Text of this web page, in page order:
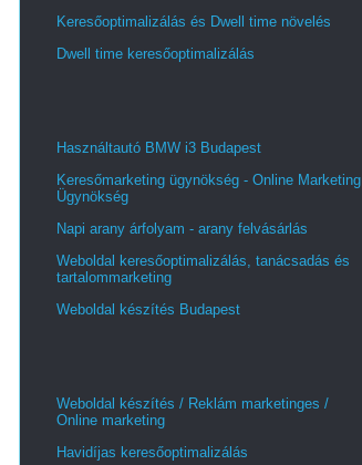
Keresőoptimalizálás és Dwell time növelés
Dwell time keresőoptimalizálás
Használtautó BMW i3 Budapest
Keresőmarketing ügynökség - Online Marketing
Ügynökség
Napi arany árfolyam - arany felvásárlás
Weboldal keresőoptimalizálás, tanácsadás és
tartalommarketing
Weboldal készítés Budapest
Weboldal készítés / Reklám marketinges /
Online marketing
Havidíjas keresőoptimalizálás